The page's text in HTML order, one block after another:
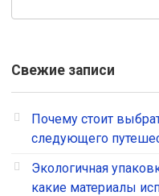
Свежие записи
Почему стоит
следующего
Экологичная
какие материалы